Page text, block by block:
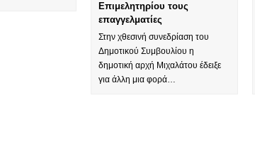
Επιμελητηρίου τους
επαγγελματίες
Στην χθεσινή συνεδρίαση του
Δημοτικού Συμβουλίου η
δημοτική αρχή Μιχαλάτου έδειξε
για άλλη μια φορά…